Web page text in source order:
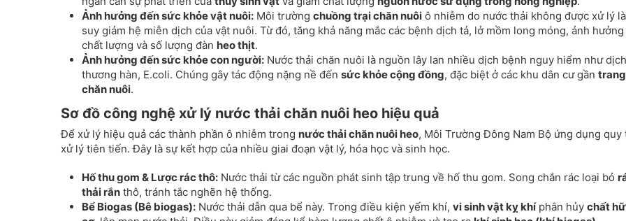
Ảnh hưởng đến sức khỏe vật nuôi: Môi trường chuồng trại chăn nuôi ô nhiễm do nước thải không được xử lý
suy giảm hệ miễn dịch của vật nuôi. Từ đó, tăng khả năng mắc các bệnh dịch tả, lở mồm long móng, ảnh
chất lượng và số lượng đàn heo thịt.
Ảnh hưởng đến sức khỏe con người: Nước thải chăn nuôi là nguồn lây lan nhiều dịch bệnh nguy hiểm như
thương hàn, E.coli. Chúng gây tác động nặng nề đến sức khỏe cộng đồng, đặc biệt ở các khu dân cư gần
chăn nuôi.
Sơ đồ công nghệ xử lý nước thải chăn nuôi heo hiệu quả
Để xử lý hiệu quả các thành phần ô nhiễm trong nước thải chăn nuôi heo, Môi Trường Đông Nam Bộ ứng dụng quy
xử lý tiên tiến. Đây là sự kết hợp của nhiều giai đoạn vật lý, hóa học và sinh học.
Hố thu gom & Lược rác thô: Nước thải từ các nguồn phát sinh tập trung về hố thu gom. Song chắn rác loại bỏ
thải rắn thô, tránh tắc nghẽn hệ thống.
Bể Biogas (Bê biogas): Nước thải dẫn qua bể này. Trong điều kiện yếm khí, vi sinh vật kỵ khíphân hủy chất